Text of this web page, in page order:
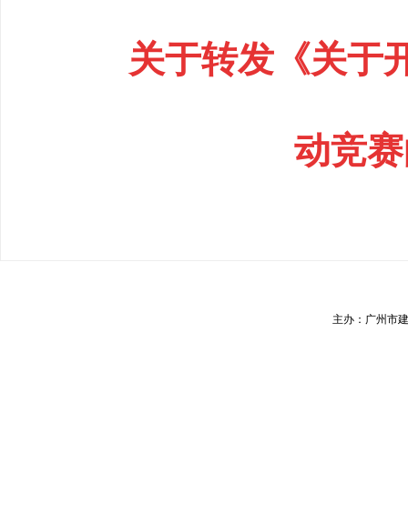
关于转发《关于
动竞
主办：广州市